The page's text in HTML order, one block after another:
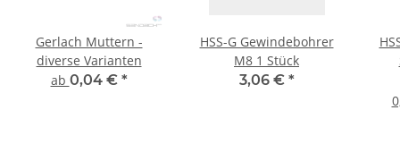
Gerlach Muttern -
diverse Varianten
ab 0,04 € *
HSS-G Gewindebohrer
M8 1 Stück
3,06 € *